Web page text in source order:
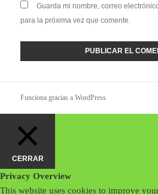
Guarda mi nombre, correo
para la próxima vez que comente.
Funciona gracias a WordPress
CERRAR
Privacy Overview
This website uses cookies to improve